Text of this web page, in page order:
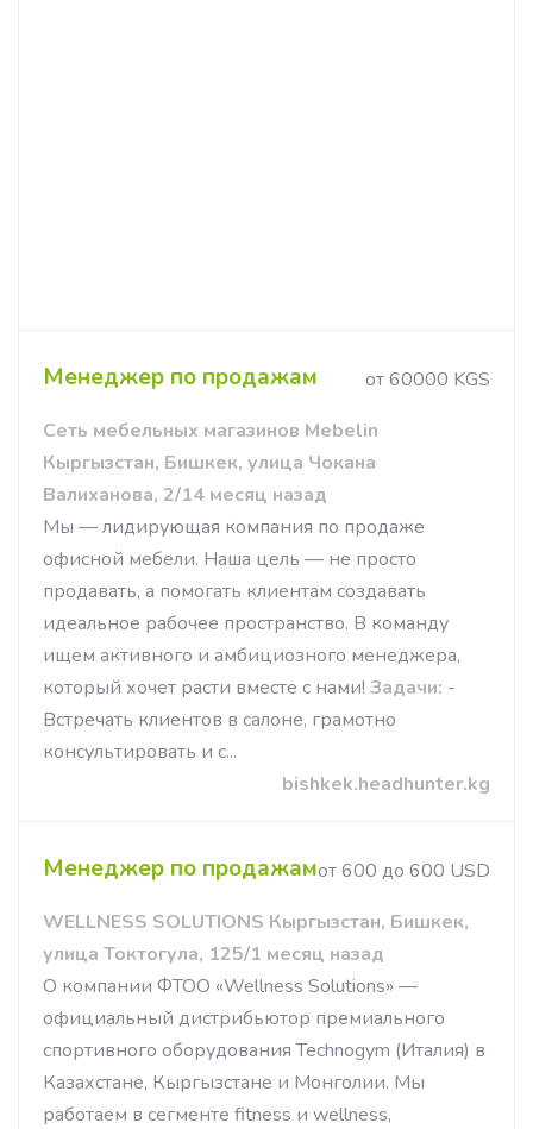
Менеджер по продажам
от 60000 KGS
Сеть мебельных магазинов Mebelin
Кыргызстан, Бишкек, улица Чокана
Валиханова, 2/14 месяц назад
Мы — лидирующая компания по продаже
офисной мебели. Наша цель — не просто
продавать, а помогать клиентам создавать
идеальное рабочее пространство. В команду
ищем активного и амбициозного менеджера,
который хочет расти вместе с нами! Задачи: -
Встречать клиентов в салоне, грамотно
консультировать и с...
bishkek.headhunter.kg
Менеджер по продажамот 600 до 600 USD
WELLNESS SOLUTIONS Кыргызстан, Бишкек,
улица Токтогула, 125/1 месяц назад
О компании ФТОО «Wellness Solutions» —
официальный дистрибьютор премиального
спортивного оборудования Technogym (Италия) в
Казахстане, Кыргызстане и Монголии. Мы
работаем в сегменте fitness и wellness,